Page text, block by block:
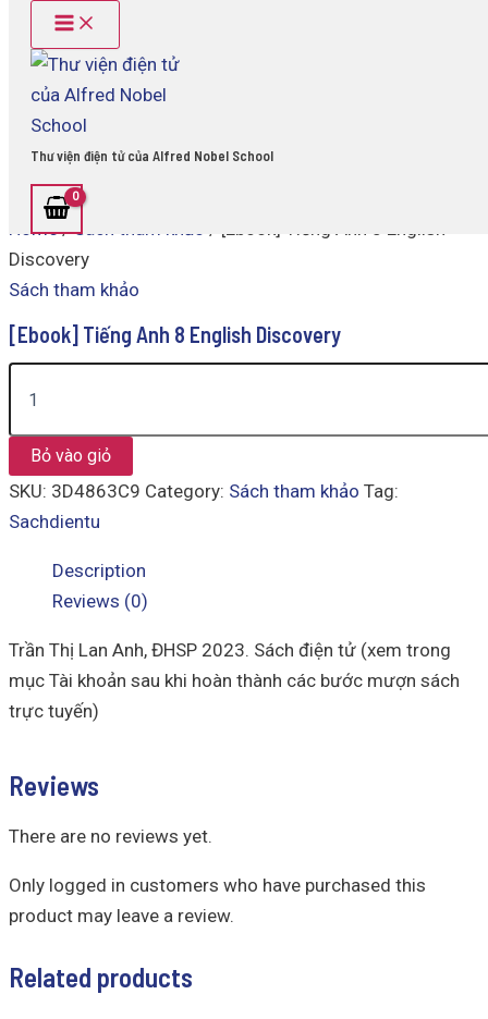
content
Main
Menu
Thư viện điện tử của Alfred Nobel School
Home/Sách tham khảo / [Ebook] Tiếng Anh 8 English
Discovery
Sách tham khảo
[Ebook] Tiếng Anh 8 English Discovery
Anh
English
Discovery
Bỏ vào giỏ
SKU: 3D4863C9 Category: Sách tham khảo Tag:
Sachdientu
Description
Reviews (0)
Trần Thị Lan Anh, ĐHSP 2023. Sách điện tử (xem trong
mục Tài khoản sau khi hoàn thành các bước mượn sách
trực tuyến)
Reviews
There are no reviews yet.
Only logged in customers who have purchased this
product may leave a review.
Related products